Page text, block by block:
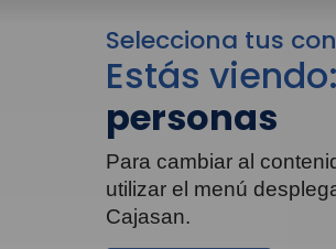
Selecciona tus
Estás viendo:
personas
Para cambiar al
utilizar el menú
Cajasan.